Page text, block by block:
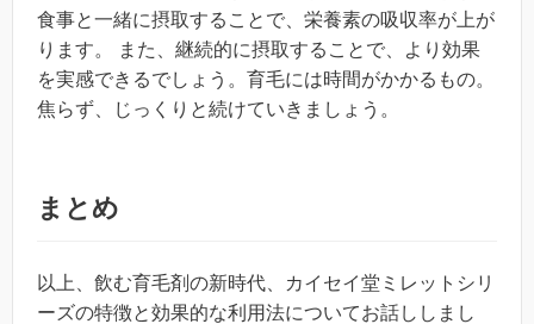
食事と一緒に摂取することで、栄養素の吸収率が上が
ります。 また、継続的に摂取することで、より効果
を実感できるでしょう。育毛には時間がかかるもの。
焦らず、じっくりと続けていきましょう。
まとめ
以上、飲む育毛剤の新時代、カイセイ堂ミレットシリ
ーズの特徴と効果的な利用法についてお話ししまし